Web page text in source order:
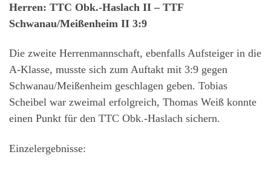
Herren: TTC Obk.-Haslach II – TTF
Schwanau/Meißenheim II 3:9
Die zweite Herrenmannschaft, ebenfalls Aufsteiger in die
A-Klasse, musste sich zum Auftakt mit 3:9 gegen
Schwanau/Meißenheim geschlagen geben. Tobias
Scheibel war zweimal erfolgreich, Thomas Weiß konnte
einen Punkt für den TTC Obk.-Haslach sichern.
Einzelergebnisse: